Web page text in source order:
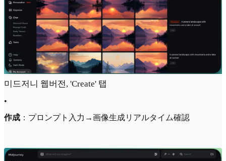
미드저니 웹버전, 'Create' 탭
•
作成 ：プロンプト入力→画像生成リアルタイム確認